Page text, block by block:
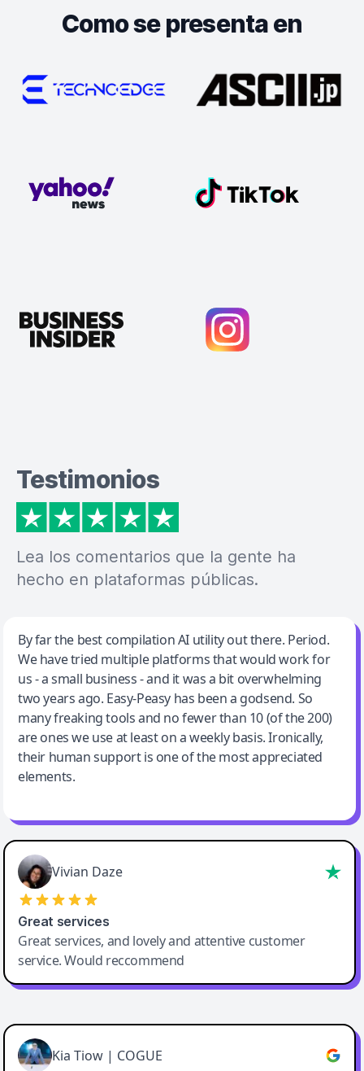
Como se presenta en
Testimonios
Lea los comentarios que la gente ha
hecho en plataformas públicas.
Jeff Wilson
By far the best compilation AI utility
By far the best compilation AI utility out there. Period.
We have tried multiple platforms that would work for
us - a small business - and it was a bit overwhelming
two years ago. Easy-Peasy has been a godsend. So
many freaking tools and no fewer than 10 (of the 200)
are ones we use at least on a weekly basis. Ironically,
their human support is one of the most appreciated
elements.
Vivian Daze
Great services
Great services, and lovely and attentive customer
service. Would reccommend
Cody Crabb
Great service, Best AI tool
Kia Tiow | COGUE